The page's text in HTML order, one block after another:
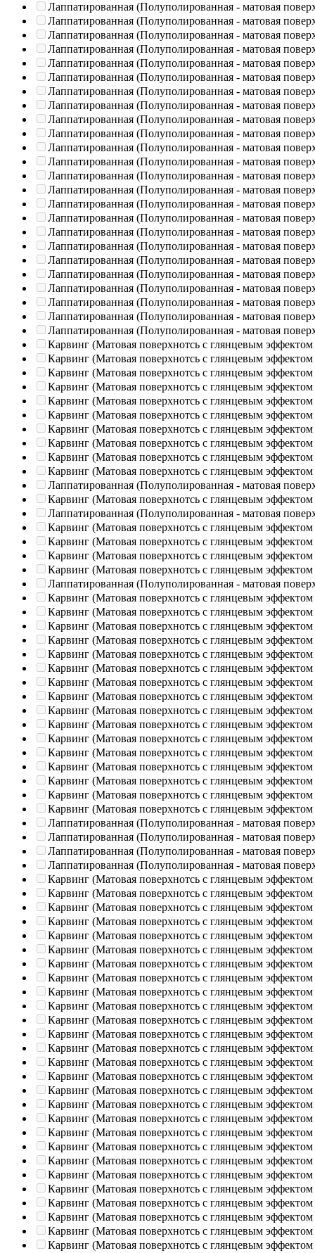
Лаппатированная (Полуполированная - матовая
Лаппатированная (Полуполированная - матовая
Лаппатированная (Полуполированная - матовая
Лаппатированная (Полуполированная - матовая
Лаппатированная (Полуполированная - матовая
Лаппатированная (Полуполированная - матовая
Лаппатированная (Полуполированная - матовая
Лаппатированная (Полуполированная - матовая
Лаппатированная (Полуполированная - матовая
Лаппатированная (Полуполированная - матовая
Лаппатированная (Полуполированная - матовая
Лаппатированная (Полуполированная - матовая
Лаппатированная (Полуполированная - матовая
Лаппатированная (Полуполированная - матовая
Лаппатированная (Полуполированная - матовая
Лаппатированная (Полуполированная - матовая
Лаппатированная (Полуполированная - матовая
Лаппатированная (Полуполированная - матовая
Лаппатированная (Полуполированная - матовая
Лаппатированная (Полуполированная - матовая
Лаппатированная (Полуполированная - матовая
Лаппатированная (Полуполированная - матовая
Лаппатированная (Полуполированная - матовая
Лаппатированная (Полуполированная - матовая
Карвинг (Матовая поверхнотсь с глянцевым эффектом
Карвинг (Матовая поверхнотсь с глянцевым эффектом
Карвинг (Матовая поверхнотсь с глянцевым эффектом
Карвинг (Матовая поверхнотсь с глянцевым эффектом
Карвинг (Матовая поверхнотсь с глянцевым эффектом
Карвинг (Матовая поверхнотсь с глянцевым эффектом
Карвинг (Матовая поверхнотсь с глянцевым эффектом
Карвинг (Матовая поверхнотсь с глянцевым эффектом
Карвинг (Матовая поверхнотсь с глянцевым эффектом
Карвинг (Матовая поверхнотсь с глянцевым эффектом
Лаппатированная (Полуполированная - матовая
Карвинг (Матовая поверхнотсь с глянцевым эффектом
Лаппатированная (Полуполированная - матовая
Карвинг (Матовая поверхнотсь с глянцевым эффектом
Карвинг (Матовая поверхнотсь с глянцевым эффектом
Карвинг (Матовая поверхнотсь с глянцевым эффектом
Карвинг (Матовая поверхнотсь с глянцевым эффектом
Лаппатированная (Полуполированная - матовая
Карвинг (Матовая поверхнотсь с глянцевым эффектом
Карвинг (Матовая поверхнотсь с глянцевым эффектом
Карвинг (Матовая поверхнотсь с глянцевым эффектом
Карвинг (Матовая поверхнотсь с глянцевым эффектом
Карвинг (Матовая поверхнотсь с глянцевым эффектом
Карвинг (Матовая поверхнотсь с глянцевым эффектом
Карвинг (Матовая поверхнотсь с глянцевым эффектом
Карвинг (Матовая поверхнотсь с глянцевым эффектом
Карвинг (Матовая поверхнотсь с глянцевым эффектом
Карвинг (Матовая поверхнотсь с глянцевым эффектом
Карвинг (Матовая поверхнотсь с глянцевым эффектом
Карвинг (Матовая поверхнотсь с глянцевым эффектом
Карвинг (Матовая поверхнотсь с глянцевым эффектом
Карвинг (Матовая поверхнотсь с глянцевым эффектом
Карвинг (Матовая поверхнотсь с глянцевым эффектом
Карвинг (Матовая поверхнотсь с глянцевым эффектом
Лаппатированная (Полуполированная - матовая
Лаппатированная (Полуполированная - матовая
Лаппатированная (Полуполированная - матовая
Лаппатированная (Полуполированная - матовая
Карвинг (Матовая поверхнотсь с глянцевым эффектом
Карвинг (Матовая поверхнотсь с глянцевым эффектом
Карвинг (Матовая поверхнотсь с глянцевым эффектом
Карвинг (Матовая поверхнотсь с глянцевым эффектом
Карвинг (Матовая поверхнотсь с глянцевым эффектом
Карвинг (Матовая поверхнотсь с глянцевым эффектом
Карвинг (Матовая поверхнотсь с глянцевым эффектом
Карвинг (Матовая поверхнотсь с глянцевым эффектом
Карвинг (Матовая поверхнотсь с глянцевым эффектом
Карвинг (Матовая поверхнотсь с глянцевым эффектом
Карвинг (Матовая поверхнотсь с глянцевым эффектом
Карвинг (Матовая поверхнотсь с глянцевым эффектом
Карвинг (Матовая поверхнотсь с глянцевым эффектом
Карвинг (Матовая поверхнотсь с глянцевым эффектом
Карвинг (Матовая поверхнотсь с глянцевым эффектом
Карвинг (Матовая поверхнотсь с глянцевым эффектом
Карвинг (Матовая поверхнотсь с глянцевым эффектом
Карвинг (Матовая поверхнотсь с глянцевым эффектом
Карвинг (Матовая поверхнотсь с глянцевым эффектом
Карвинг (Матовая поверхнотсь с глянцевым эффектом
Карвинг (Матовая поверхнотсь с глянцевым эффектом
Карвинг (Матовая поверхнотсь с глянцевым эффектом
Карвинг (Матовая поверхнотсь с глянцевым эффектом
Карвинг (Матовая поверхнотсь с глянцевым эффектом
Карвинг (Матовая поверхнотсь с глянцевым эффектом
Карвинг (Матовая поверхнотсь с глянцевым эффектом
Карвинг (Матовая поверхнотсь с глянцевым эффектом